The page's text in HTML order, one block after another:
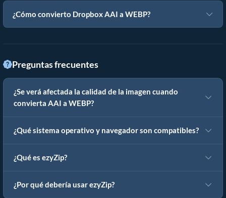
¿Cómo convierto Dropbox AAI a WEBP?
Preguntas frecuentes
¿Se verá afectada la calidad de la imagen cuando
convierta AAI a WEBP?
¿Qué sistema operativo y navegador son compatibles?
¿Qué es ezyZip?
¿Por qué debería usar ezyZip?